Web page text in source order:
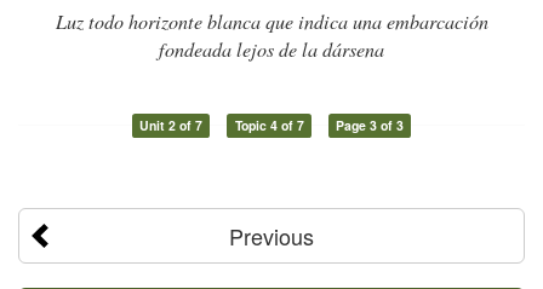
Luz todo horizonte blanca que indica una embarcación
fondeada lejos de la dársena
Unit 2 of 7 Topic 4 of 7 Page 3 of 3
Previous